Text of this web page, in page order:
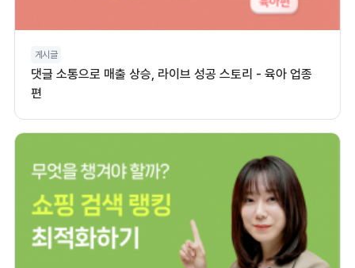
게시글
댓글 소통으로 매출 상승, 라이브 성공 스토리 - 육아 업종
편